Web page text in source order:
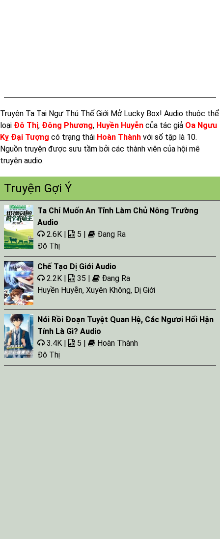
Truyện Ta Tại Ngự Thú Thế Giới Mở Lucky Box! Audio thuộc thể
loại Đô Thị, Đông Phương, Huyền Huyễn của tác giả Oa Ngưu
Kỵ Đại Tượng có trạng thái Hoàn Thành với số tập là 10.
Nguồn truyện được sưu tầm bởi các thành viên của hội mê
truyện audio.
Truyện Gợi Ý
Ta Chỉ Muốn An Tĩnh Làm Chủ Nông Trường
Audio
2.6K |
5 |
Đang Ra
Đô Thị
Chế Tạo Dị Giới Audio
2.2K |
35 |
Đang Ra
Huyền Huyễn, Xuyên Không, Dị Giới
Nói Rồi Đoạn Tuyệt Quan Hệ, Các Ngươi Hối Hận
Tính Là Gì? Audio
3.4K |
5 |
Hoàn Thành
Đô Thị